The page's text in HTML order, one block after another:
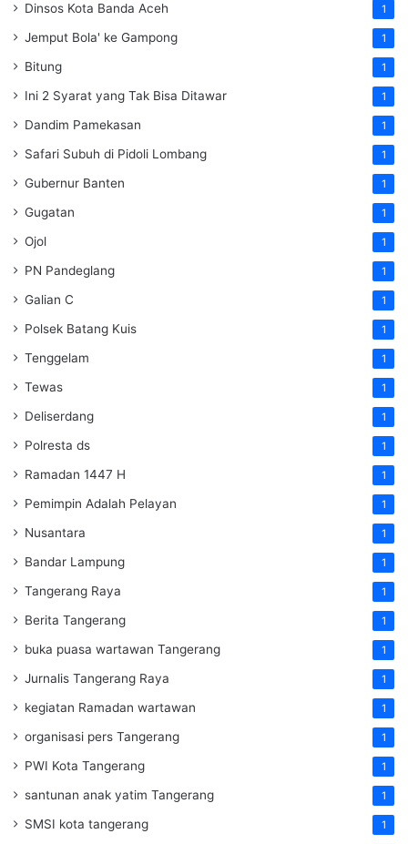
Dinsos Kota Banda Aceh 1
Jemput Bola' ke Gampong 1
Bitung 1
Ini 2 Syarat yang Tak Bisa Ditawar 1
Dandim Pamekasan 1
Safari Subuh di Pidoli Lombang 1
Gubernur Banten 1
Gugatan 1
Ojol 1
PN Pandeglang 1
Galian C 1
Polsek Batang Kuis 1
Tenggelam 1
Tewas 1
Deliserdang 1
Polresta ds 1
Ramadan 1447 H 1
Pemimpin Adalah Pelayan 1
Nusantara 1
Bandar Lampung 1
Tangerang Raya 1
Berita Tangerang 1
buka puasa wartawan Tangerang 1
Jurnalis Tangerang Raya 1
kegiatan Ramadan wartawan 1
organisasi pers Tangerang 1
PWI Kota Tangerang 1
santunan anak yatim Tangerang 1
SMSI kota tangerang 1